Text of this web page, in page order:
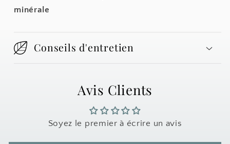
minérale
Conseils d'entretien
Avis Clients
Soyez le premier à écrire un avis